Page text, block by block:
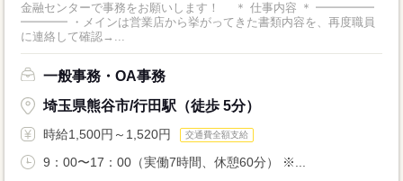
金融センターで事務をお願いします！ ＊ 仕事内容 ＊ ━━━━━
━━━━ ・メインは営業店から挙がってきた書類内容を、再度職員
に連絡して確認→...
一般事務・OA事務
埼玉県熊谷市/行田駅（徒歩 5分）
時給1,500円～1,520円 交通費全額支給
9：00〜17：00（実働7時間、休憩60分） ※...